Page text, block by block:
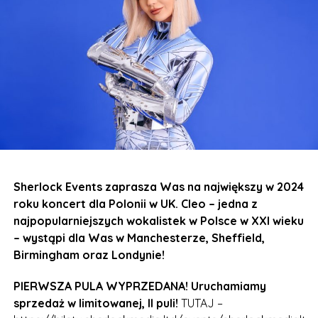
Sherlock Events zaprasza Was na największy w 2024
roku koncert dla Polonii w UK. Cleo – jedna z
najpopularniejszych wokalistek w Polsce w XXI wieku
– wystąpi dla Was w Manchesterze, Sheffield,
Birmingham oraz Londynie!
PIERWSZA PULA WYPRZEDANA! Uruchamiamy
sprzedaż w limitowanej, II puli! TUTAJ –